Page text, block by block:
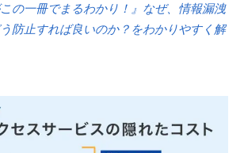
の一冊でまるわかり！』なぜ、情報漏洩
防止すれば良いのか？をわかりやすく解